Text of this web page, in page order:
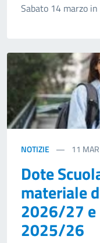
Sabato 14 marzo
NOTIZIE 11
Dote
materiale
2026/27 e
2025/26